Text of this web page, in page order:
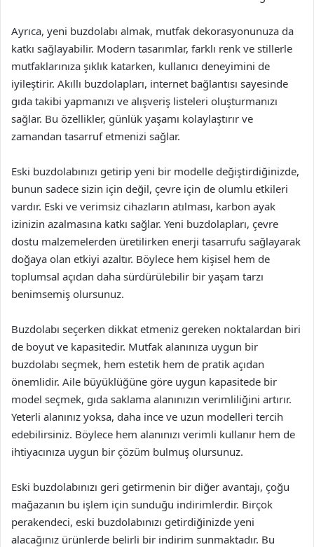
Ayrıca, yeni buzdolabı almak, mutfak dekorasyonunuza da
katkı sağlayabilir. Modern tasarımlar, farklı renk ve stillerle
mutfaklarınıza şıklık katarken, kullanıcı deneyimini de
iyileştirir. Akıllı buzdolapları, internet bağlantısı sayesinde
gıda takibi yapmanızı ve alışveriş listeleri oluşturmanızı
sağlar. Bu özellikler, günlük yaşamı kolaylaştırır ve
zamandan tasarruf etmenizi sağlar.
Eski buzdolabınızı getirip yeni bir modelle değiştirdiğinizde,
bunun sadece sizin için değil, çevre için de olumlu etkileri
vardır. Eski ve verimsiz cihazların atılması, karbon ayak
izinizin azalmasına katkı sağlar. Yeni buzdolapları, çevre
dostu malzemelerden üretilirken enerji tasarrufu sağlayarak
doğaya olan etkiyi azaltır. Böylece hem kişisel hem de
toplumsal açıdan daha sürdürülebilir bir yaşam tarzı
benimsemiş olursunuz.
Buzdolabı seçerken dikkat etmeniz gereken noktalardan biri
de boyut ve kapasitedir. Mutfak alanınıza uygun bir
buzdolabı seçmek, hem estetik hem de pratik açıdan
önemlidir. Aile büyüklüğüne göre uygun kapasitede bir
model seçmek, gıda saklama alanınızın verimliliğini artırır.
Yeterli alanınız yoksa, daha ince ve uzun modelleri tercih
edebilirsiniz. Böylece hem alanınızı verimli kullanır hem de
ihtiyacınıza uygun bir çözüm bulmuş olursunuz.
Eski buzdolabınızı geri getirmenin bir diğer avantajı, çoğu
mağazanın bu işlem için sunduğu indirimlerdir. Birçok
perakendeci, eski buzdolabınızı getirdiğinizde yeni
alacağınız ürünlerde belirli bir indirim sunmaktadır. Bu